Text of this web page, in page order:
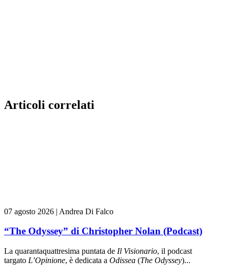
Articoli correlati
07 agosto 2026 | Andrea Di Falco
“The Odyssey” di Christopher Nolan (Podcast)
La quarantaquattresima puntata de Il Visionario, il podcast
targato L’Opinione, è dedicata a Odissea (The Odyssey)...